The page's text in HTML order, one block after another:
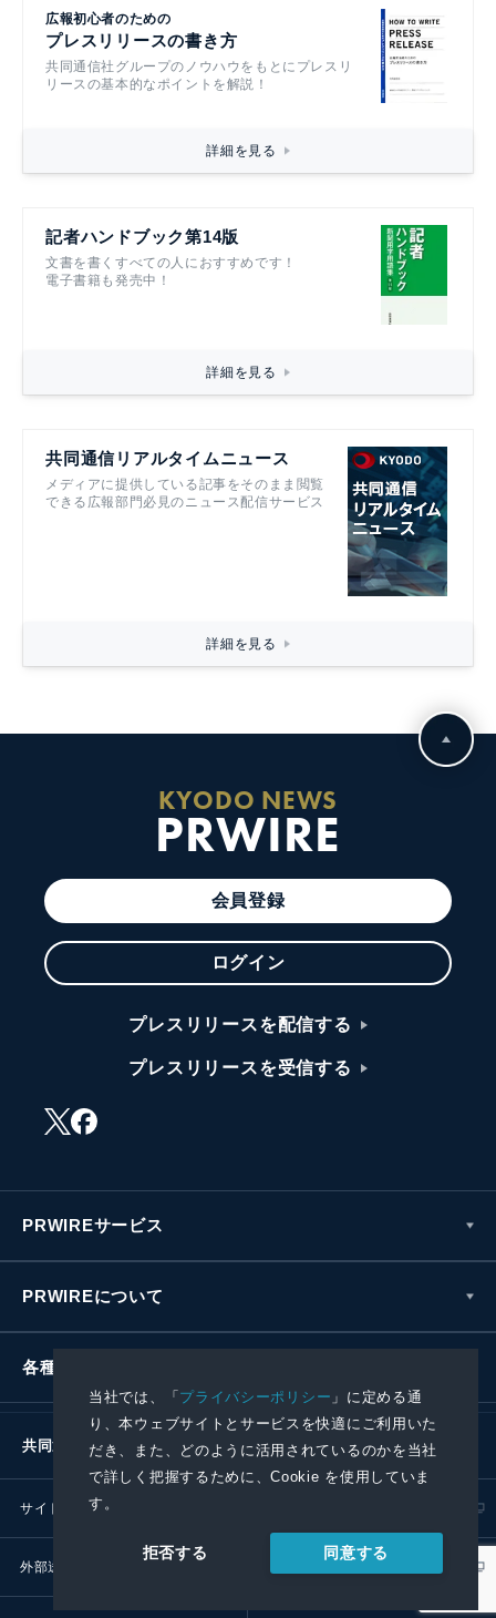
当社では、「プライバシーポリシー 」に定める通
り、本ウェブサイトとサービスを快適にご利用いた
だき、また、どのように活用されているのかを当社
で詳しく把握するために、Cookie を使用していま
す。
拒否する 同意する
広報初心者のための
プレスリリースの書き方
共同通信社グループのノウハウをもとにプレスリ
リースの基本的なポイントを解説！
詳細を見る
記者ハンドブック第14版
文書を書くすべての人におすすめです！
電子書籍も発売中！
詳細を見る
共同通信リアルタイムニュース
メディアに提供している記事をそのまま閲覧
できる広報部門必見のニュース配信サービス
詳細を見る
KYODO NEWS
PRWIRE
会員登録
ログイン
プレスリリースを配信する
プレスリリースを受信する
PRWIREサービス
PRWIREについて
各種お問い合わせ
共同通信社グループ
サイトポリシー
外部送信ポリシー